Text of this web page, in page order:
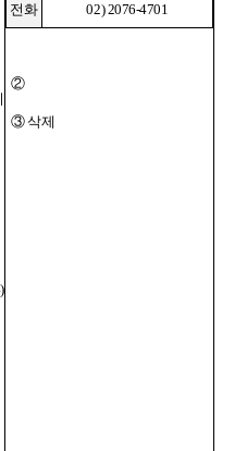
전화 02) 2076-4701
②
③ 삭제